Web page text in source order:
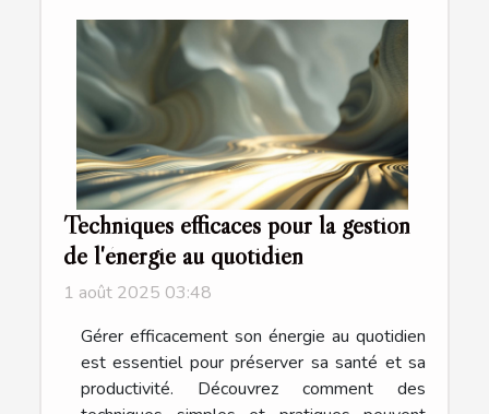
Techniques efficaces pour la gestion
de l'énergie au quotidien
1 août 2025 03:48
Gérer efficacement son énergie au quotidien
est essentiel pour préserver sa santé et sa
productivité. Découvrez comment des